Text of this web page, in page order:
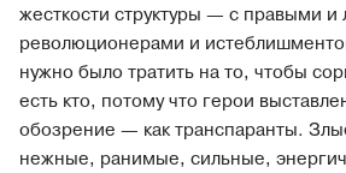
жесткости структуры — с правыми
революционерами и
нужно было тратить на то, чтобы
есть кто, потому что герои
обозрение — как транспаранты.
нежные, ранимые, сильные,